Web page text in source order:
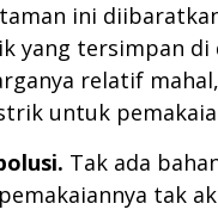
ini
yang tersimpan
relatif
untuk
Tak ada
tak